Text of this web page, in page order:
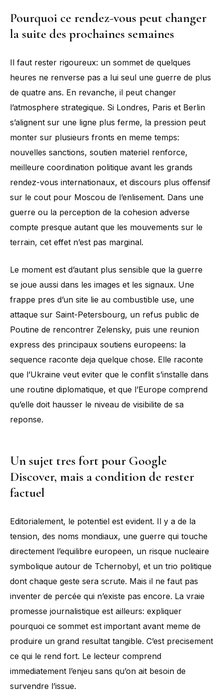
Pourquoi ce rendez-vous peut changer
la suite des prochaines semaines
Il faut rester rigoureux: un sommet de quelques
heures ne renverse pas a lui seul une guerre de plus
de quatre ans. En revanche, il peut changer
l’atmosphere strategique. Si Londres, Paris et Berlin
s’alignent sur une ligne plus ferme, la pression peut
monter sur plusieurs fronts en meme temps:
nouvelles sanctions, soutien materiel renforce,
meilleure coordination politique avant les grands
rendez-vous internationaux, et discours plus offensif
sur le cout pour Moscou de l’enlisement. Dans une
guerre ou la perception de la cohesion adverse
compte presque autant que les mouvements sur le
terrain, cet effet n’est pas marginal.
Le moment est d’autant plus sensible que la guerre
se joue aussi dans les images et les signaux. Une
frappe pres d’un site lie au combustible use, une
attaque sur Saint-Petersbourg, un refus public de
Poutine de rencontrer Zelensky, puis une reunion
express des principaux soutiens europeens: la
sequence raconte deja quelque chose. Elle raconte
que l’Ukraine veut eviter que le conflit s’installe dans
une routine diplomatique, et que l’Europe comprend
qu’elle doit hausser le niveau de visibilite de sa
reponse.
Un sujet tres fort pour Google
Discover, mais a condition de rester
factuel
Editorialement, le potentiel est evident. Il y a de la
tension, des noms mondiaux, une guerre qui touche
directement l’equilibre europeen, un risque nucleaire
symbolique autour de Tchernobyl, et un trio politique
dont chaque geste sera scrute. Mais il ne faut pas
inventer de percée qui n’existe pas encore. La vraie
promesse journalistique est ailleurs: expliquer
pourquoi ce sommet est important avant meme de
produire un grand resultat tangible. C’est precisement
ce qui le rend fort. Le lecteur comprend
immediatement l’enjeu sans qu’on ait besoin de
survendre l’issue.